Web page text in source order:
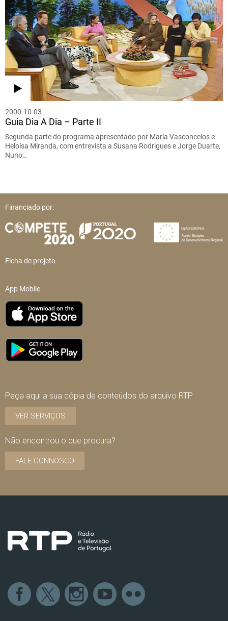
2000-10-03
Guia Dia A Dia – Parte II
Segunda parte do programa apresentado por Maria Vasconcelos e
Heloísa Miranda, com entrevista a Susana Rodrigues e Jorge Duarte,
Nuno…
Financiado por:
Ficha de projeto
App Mobile
Peça aqui a sua cópia de conteúdos do arquivo RTP
VER SERVIÇOS
Não encontrou o que procura?
FALE CONNOSCO